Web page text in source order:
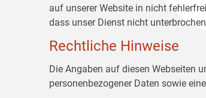
auf unserer Website in nicht
dass unser Dienst nicht
Rechtliche Hinweise
Die Angaben auf diesen Webseiten
personenbezogener Daten sowie